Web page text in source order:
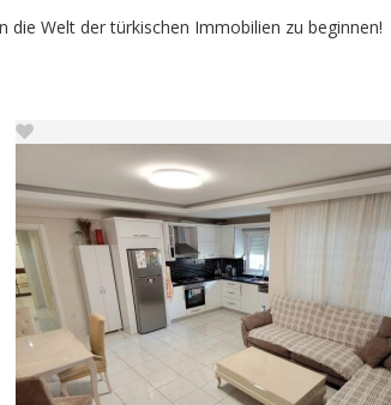
Welt der türkischen Immobilien zu beginnen!